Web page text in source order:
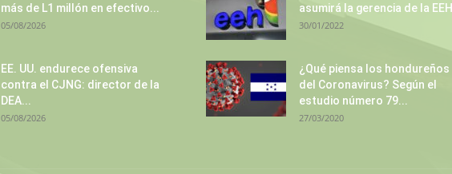
más de L1 millón en efectivo...
05/08/2026
EE. UU. endurece ofensiva
contra el CJNG: director de la
DEA...
05/08/2026
asumirá la gerencia de la EEH
30/01/2022
¿Qué piensa los hondureños
del Coronavirus? Según el
estudio número 79...
27/03/2020